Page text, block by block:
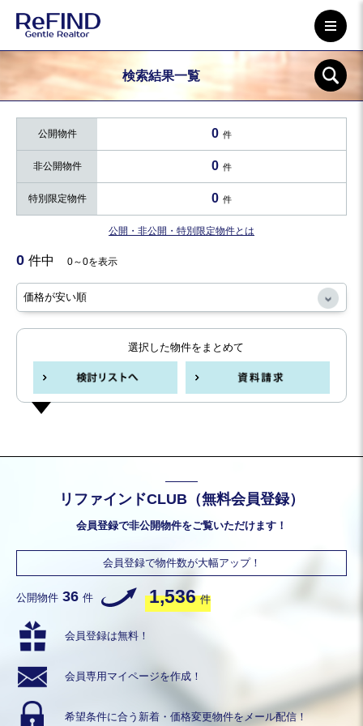
検索結果一覧
公開物件 0 件
非公開物件 0 件
特別限定物件 0 件
公開・非公開・特別限定物件とは
0 件中 0～0を表示
選択した物件をまとめて
リファインドCLUB（無料会員登録）
会員登録で非公開物件をご覧いただけます！
会員登録で物件数が大幅アップ！
公開物件 36 件 1,536 件
会員登録は無料！
会員専用 マイページを作成！
希望条件に合う 新着・価格変更物件をメール配信！